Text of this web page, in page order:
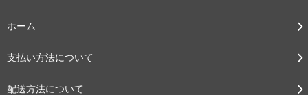
ホーム
支払い方法について
配送方法について